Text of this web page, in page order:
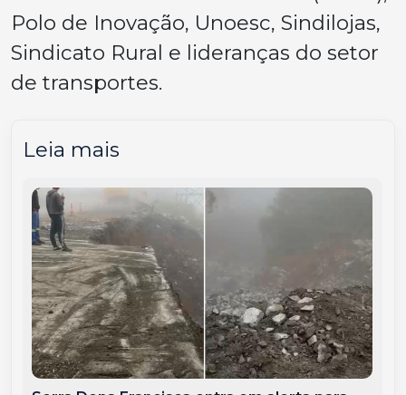
Polo de Inovação, Unoesc, Sindilojas,
Sindicato Rural e lideranças do setor
de transportes.
Leia mais